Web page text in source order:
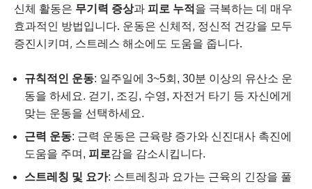
신체 활동은 무기력 증상과 피로 누적을 극복하는 데 매우
효과적인 방법입니다. 운동은 신체적, 정신적 건강을 모두
증진시키며, 스트레스 해소에도 도움을 줍니다.
규칙적인 운동: 일주일에 3~5회, 30분 이상의 유산소 운
동을 하세요. 걷기, 조깅, 수영, 자전거 타기 등 자신에게
맞는 운동을 선택하세요.
근력 운동: 근력 운동은 근육량 증가와 신진대사 촉진에
도움을 주며, 피로감을 감소시킵니다.
스트레칭 및 요가: 스트레칭과 요가는 근육의 긴장을 풀